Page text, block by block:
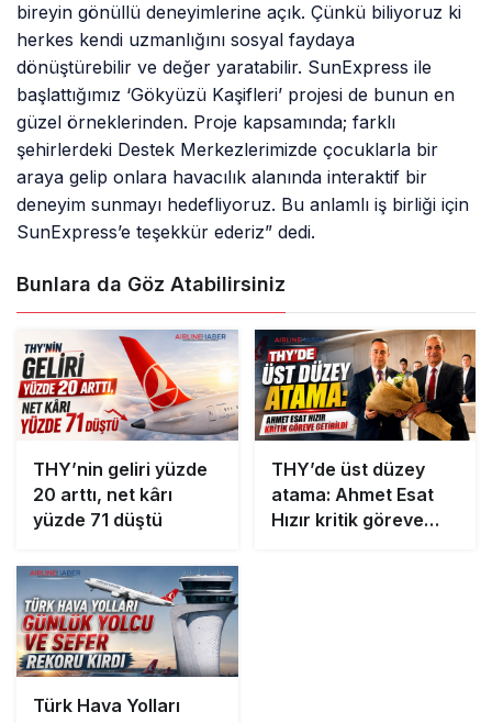
bireyin gönüllü deneyimlerine açık. Çünkü biliyoruz ki
herkes kendi uzmanlığını sosyal faydaya
dönüştürebilir ve değer yaratabilir. SunExpress ile
başlattığımız ‘Gökyüzü Kaşifleri’ projesi de bunun en
güzel örneklerinden. Proje kapsamında; farklı
şehirlerdeki Destek Merkezlerimizde çocuklarla bir
araya gelip onlara havacılık alanında interaktif bir
deneyim sunmayı hedefliyoruz. Bu anlamlı iş birliği için
SunExpress’e teşekkür ederiz” dedi.
Bunlara da Göz Atabilirsiniz
THY’nin geliri yüzde
20 arttı, net kârı
yüzde 71 düştü
THY’de üst düzey
atama: Ahmet Esat
Hızır kritik göreve
Türk Hava Yolları